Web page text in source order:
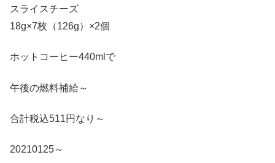
スライスチーズ
18g×7枚（126g）×2個
ホットコーヒー440mlで
午後の燃料補給～
合計税込511円なり～
20210125～